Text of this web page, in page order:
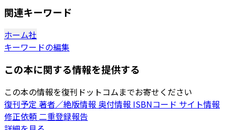
関連キーワード
ホーム社
キーワードの編集
この本に関する情報を提供する
この本の情報を復刊ドットコムまでお寄せください
復刊予定 著者／絶版情報 奥付情報 ISBNコード サイト情報
修正依頼二重登録報告